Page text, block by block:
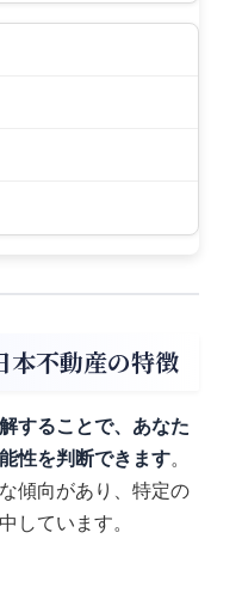
本不動産の特徴
することで、あなた
性を判断できます。
傾向があり、特定の
しています。